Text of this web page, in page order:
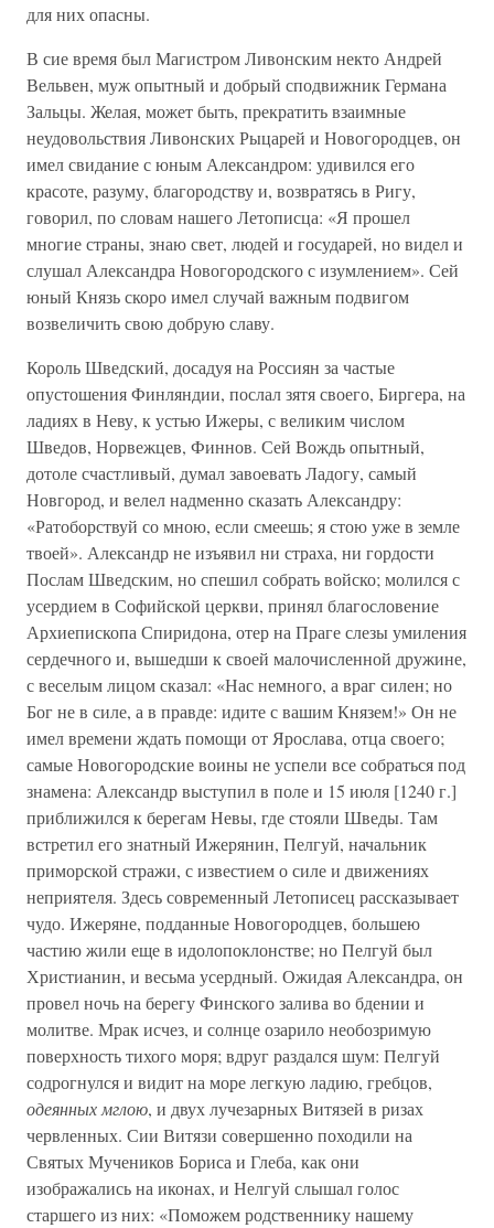
для них опасны.
В сие время был Магистром Ливонским некто Андрей
Вельвен, муж опытный и добрый сподвижник Германа
Зальцы. Желая, может быть, прекратить взаимные
неудовольствия Ливонских Рыцарей и Новогородцев, он
имел свидание с юным Александром: удивился его
красоте, разуму, благородству и, возвратясь в Ригу,
говорил, по словам нашего Летописца: «Я прошел
многие страны, знаю свет, людей и государей, но видел и
слушал Александра Новогородского с изумлением». Сей
юный Князь скоро имел случай важным подвигом
возвеличить свою добрую славу.
Король Шведский, досадуя на Россиян за частые
опустошения Финляндии, послал зятя своего, Биргера, на
ладиях в Неву, к устью Ижеры, с великим числом
Шведов, Норвежцев, Финнов. Сей Вождь опытный,
дотоле счастливый, думал завоевать Ладогу, самый
Новгород, и велел надменно сказать Александру:
«Ратоборствуй со мною, если смеешь; я стою уже в земле
твоей». Александр не изъявил ни страха, ни гордости
Послам Шведским, но спешил собрать войско; молился с
усердием в Софийской церкви, принял благословение
Архиепископа Спиридона, отер на Праге слезы умиления
сердечного и, вышедши к своей малочисленной дружине,
с веселым лицом сказал: «Нас немного, а враг силен; но
Бог не в силе, а в правде: идите с вашим Князем!» Он не
имел времени ждать помощи от Ярослава, отца своего;
самые Новогородские воины не успели все собраться под
знамена: Александр выступил в поле и 15 июля [1240 г.]
приближился к берегам Невы, где стояли Шведы. Там
встретил его знатный Ижерянин, Пелгуй, начальник
приморской стражи, с известием о силе и движениях
неприятеля. Здесь современный Летописец рассказывает
чудо. Ижеряне, подданные Новогородцев, большею
частию жили еще в идолопоклонстве; но Пелгуй был
Христианин, и весьма усердный. Ожидая Александра, он
провел ночь на берегу Финского залива во бдении и
молитве. Мрак исчез, и солнце озарило необозримую
поверхность тихого моря; вдруг раздался шум: Пелгуй
содрогнулся и видит на море легкую ладию, гребцов,
одеянных мглою, и двух лучезарных Витязей в ризах
червленных. Сии Витязи совершенно походили на
Святых Мучеников Бориса и Глеба, как они
изображались на иконах, и Нелгуй слышал голос
старшего из них: «Поможем родственнику нашему